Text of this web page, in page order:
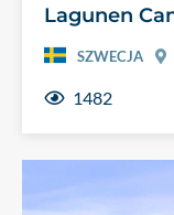
Lagunen
SZWECJA
1482